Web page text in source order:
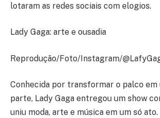
lotaram as redes sociais com elogios.
Lady Gaga: arte e ousadia
Reprodução/Foto/Instagram/
Conhecida por transformar o palco em
parte, Lady Gaga entregou um show
uniu moda, arte e música em um só